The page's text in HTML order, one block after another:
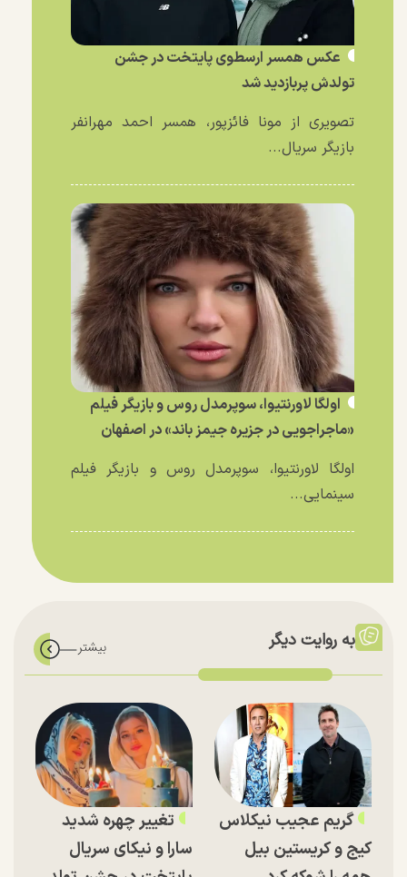
عکس همسر ارسطوی پایتخت در جشن
تولدش پربازدید شد
تصویری از مونا فائزپور، همسر احمد مهرانفر
بازیگر سریال...
اولگا لاورنتیوا، سوپرمدل روس و بازیگر فیلم
«ماجراجویی در جزیره جیمز باند» در اصفهان
اولگا لاورنتیوا، سوپرمدل روس و بازیگر فیلم
سینمایی...
به روایت دیگر
گریم عجیب نیکلاس
کیج و کریستین بیل
تغییر چهره شدید
سارا و نیکای سریال